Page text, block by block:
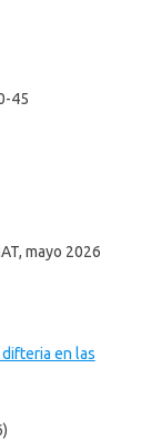
45
mayo 2026
en las